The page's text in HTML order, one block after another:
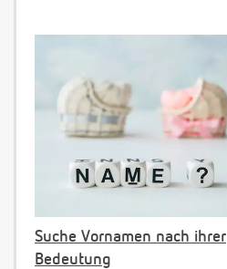
Suche Vornamen nach ihrer
Bedeutung